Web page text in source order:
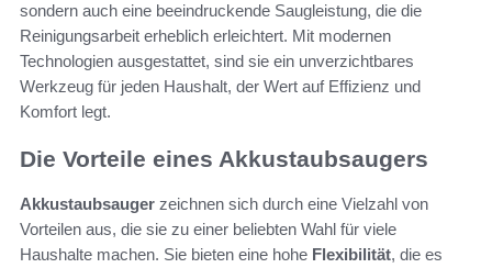
sondern auch eine beeindruckende Saugleistung, die die
Reinigungsarbeit erheblich erleichtert. Mit modernen
Technologien ausgestattet, sind sie ein unverzichtbares
Werkzeug für jeden Haushalt, der Wert auf Effizienz und
Komfort legt.
Die Vorteile eines Akkustaubsaugers
Akkustaubsauger zeichnen sich durch eine Vielzahl von
Vorteilen aus, die sie zu einer beliebten Wahl für viele
Haushalte machen. Sie bieten eine hohe Flexibilität, die es